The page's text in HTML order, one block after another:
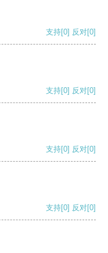
支持[0] 反对[0]
支持[0] 反对[0]
支持[0] 反对[0]
支持[0] 反对[0]